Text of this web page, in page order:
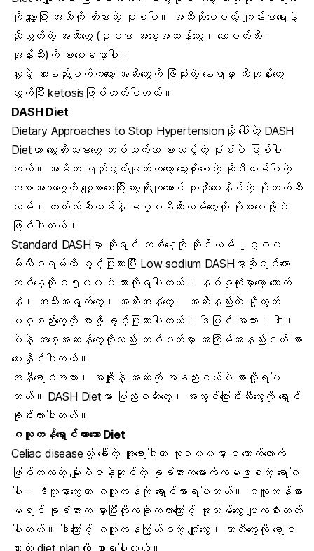
ကို လျှော့ပြီး အဆီကို တိုးစားတဲ့ ပုံစံပါ။ အဆီဆိုပေမယ့် ကျန်းမာရေးနဲ့
ညီညွတ်တဲ့ အဆီတွေ (ဥပမာ အစေ့အဆန်တွေ၊ ထောပတ်သီး၊
အုန်းသီး)ကို စားပေးရမှာပါ။
သူ့ရဲ့ အားနည်းချက်ကတော့ အဆီတွေကို ဖြိုသုံးတဲ့ နေရာမှာ ကီတုန်းတွေ
ထွက်ပြီး ketosisဖြစ်တတ်ပါတယ်။
DASH Diet
Dietary Approaches to Stop Hypertensionလို့ ခေါ်တဲ့ DASH
Dietဟာ သွေးတိုးသမားတွေ တစ်သက်တာ စားသင့်တဲ့ ပုံစံပဲ ဖြစ်ပါ
တယ်။ အဓိက ရည်ရွယ်ချက်ကတော့ သွေးတိုးစေတဲ့ ဆိုဒီယမ်ပါတဲ့
အစားအစာတွေကို လျှော့စားစေပြီး သွေးတိုးကျအောင် ကူညီပေးနိုင်တဲ့ ပိုတက်ဆီ
ယမ်၊ ကယ်လ်ဆီယမ်နဲ့ မဂ္ဂနီဆီယမ်တွေကို ပိုစားပေးဖို့ပဲ
ဖြစ်ပါတယ်။
Standard DASHမှာ ဆိုရင် တစ်နေ့ကို ဆိုဒီယမ် ၂၃၀၀
မီလီဂရမ်ထိ ခွင့်ပြုထားပြီး Low sodium DASHမှာဆိုရင်တော့
တစ်နေ့ကို ၁၅၀၀ပဲ စားလို့ရပါတယ်။ နှစ်ခုလုံးမှာတော့ ကောက်
နှံ၊ အသီးအရွက်တွေ၊ အသီးအနှံတွေ၊ အဆီနည်းတဲ့ နို့ထွက်
ပစ္စည်းတွေကို စားဖို့ ခွင့်ပြုထားပါတယ်။ ဒါ့ပြင် အသား၊ ငါး၊
ပဲနဲ့ အစေ့အဆန်တွေကိုလည်း တစ်ပတ်မှာ အကြိမ်အနည်းငယ် စား
ပေးနိုင်ပါတယ်။
အနီရောင်အသား၊ အချိုနဲ့ အဆီကို အနည်းငယ်ပဲ စားလို့ရပါ
တယ်။ DASH Dietမှာ ပြည့်ဝဆီတွေ၊ အသွင်ပြောင်းဆီတွေကို ရှောင်
ခိုင်းထားပါတယ်။
ဂလူတန်ရှောင်ထားသော Diet
Celiac diseaseလို့ ခေါ်တဲ့ အူရောဂါဟာ လူ၁၀၀မှာ ၁ယောက်လောက်
ဖြစ်တတ်တဲ့ မျိုးဗီဇနဲ့ဆိုင်တဲ့ ခုခံအားကမောက်ကမဖြစ်တဲ့ ရောဂါ
ပါ။ ဒီလူနာတွေဟာ ဂလူတန်ကို ရှောင်စားရပါတယ်။ ဂလူတန်စား
မိရင် ခုခံအားက မှားပြီးတိုက်ခိုကတာကြောင့် အူသိမ်တွေ ပျက်စီးတတ်
ပါတယ်။ ဒါကြောင့် ဂလူတန်ကြွယ်ဝတဲ့ ဂျုံတွေ၊ ဘာလီတွေကို ရှောင်
ထားတဲ့ diet planကို စားရပါတယ်။